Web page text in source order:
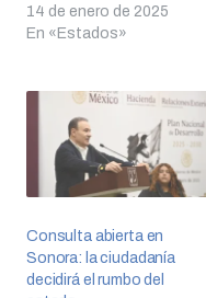
14 de enero de 2025
En «Estados»
Consulta abierta en
Sonora: la ciudadanía
decidirá el rumbo del